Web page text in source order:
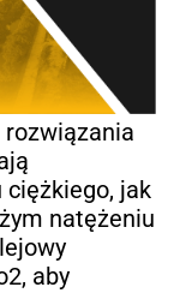
ciężkiego, jak
natężeniu
aby